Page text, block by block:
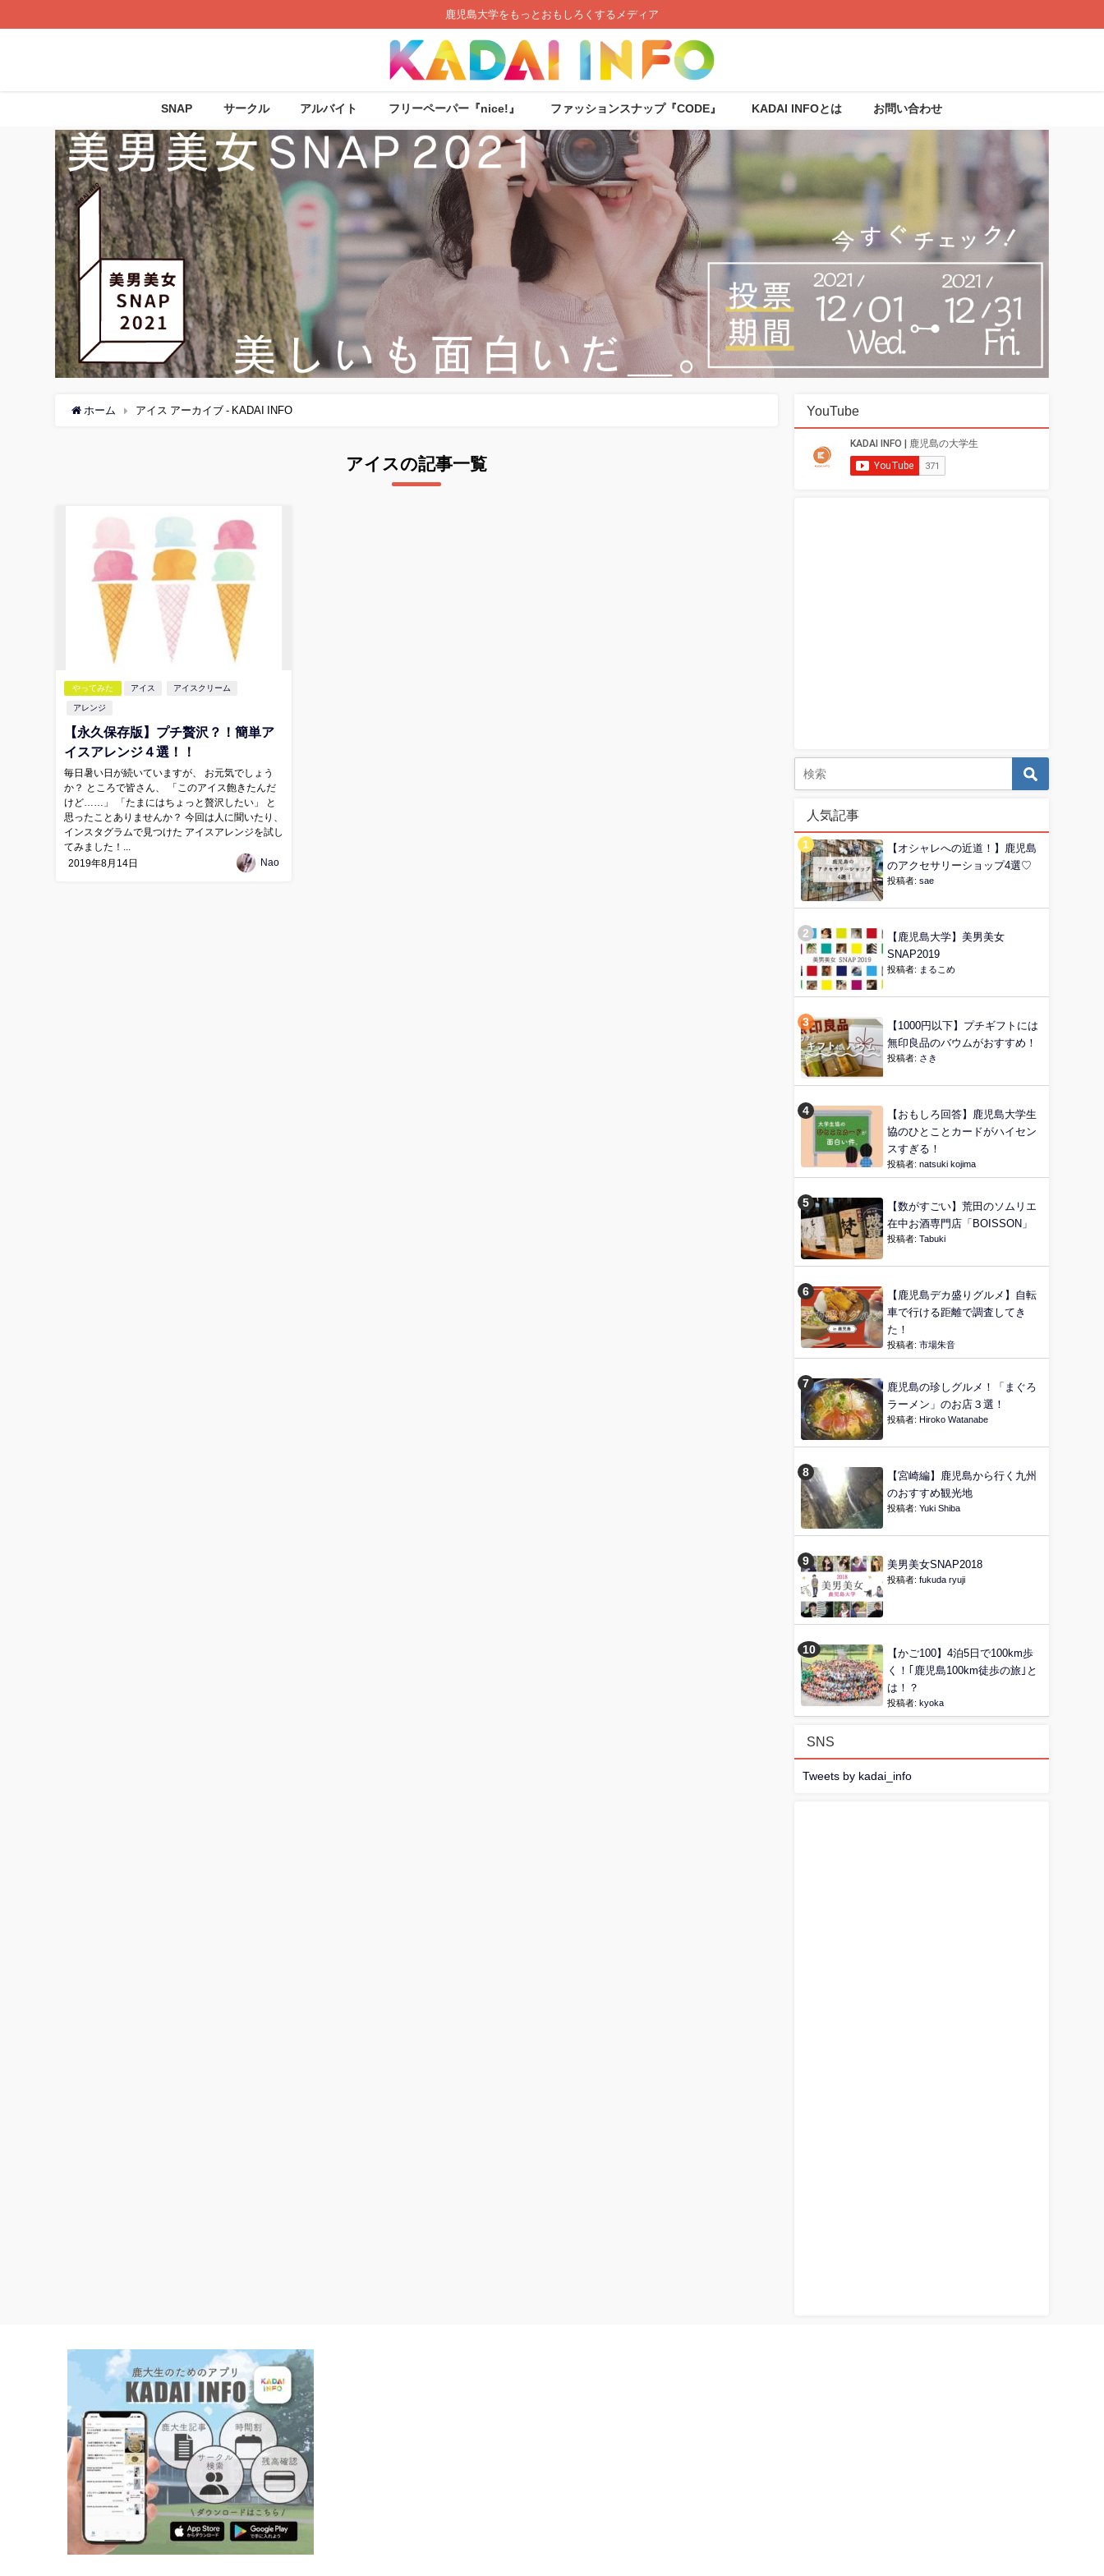
鹿児島大学をもっとおもしろくするメディア
SNAP サークル アルバイト フリーペーパー『nice!』 ファッションスナップ『CODE』 KADAI INFOとは お問い合わせ
ホーム アイス アーカイブ - KADAI INFO
アイスの記事一覧
やってみた アイス アイスクリーム
アレンジ
【永久保存版】プチ贅沢？！簡単ア
イスアレンジ４選！！
毎日暑い日が続いていますが、 お元気でしょう
か？ ところで皆さん、 「このアイス飽きたんだ
けど……」 「たまにはちょっと贅沢したい」 と
思ったことありませんか？ 今回は人に聞いたり、
インスタグラムで見つけた アイスアレンジを試し
てみました！...
2019年8月14日
Nao
YouTube
人気記事
【オシャレへの近道！】鹿児島
のアクセサリーショップ4選♡
投稿者: sae
【鹿児島大学】美男美女
SNAP2019
投稿者: まるこめ
【1000円以下】プチギフトには
無印良品のバウムがおすすめ！
投稿者: さき
【おもしろ回答】鹿児島大学生
協のひとことカードがハイセン
スすぎる！
投稿者: natsuki kojima
【数がすごい】荒田のソムリエ
在中お酒専門店「BOISSON」
投稿者: Tabuki
【鹿児島デカ盛りグルメ】自転
車で行ける距離で調査してき
た！
投稿者: 市場朱音
鹿児島の珍しグルメ！「まぐろ
ラーメン」のお店３選！
投稿者: Hiroko Watanabe
【宮崎編】鹿児島から行く九州
のおすすめ観光地
投稿者: Yuki Shiba
美男美女SNAP2018
投稿者: fukuda ryuji
【かご100】4泊5日で100km歩
く！｢鹿児島100km徒歩の旅｣と
は！？
投稿者: kyoka
SNS
Tweets by kadai_info